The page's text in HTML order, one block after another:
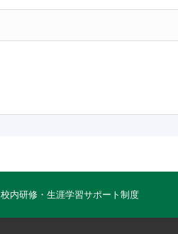
校内研修・生涯学習サポート制度